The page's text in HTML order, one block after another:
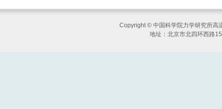
Copyright © 中国科学院力学研究所
地址：北京市北四环西